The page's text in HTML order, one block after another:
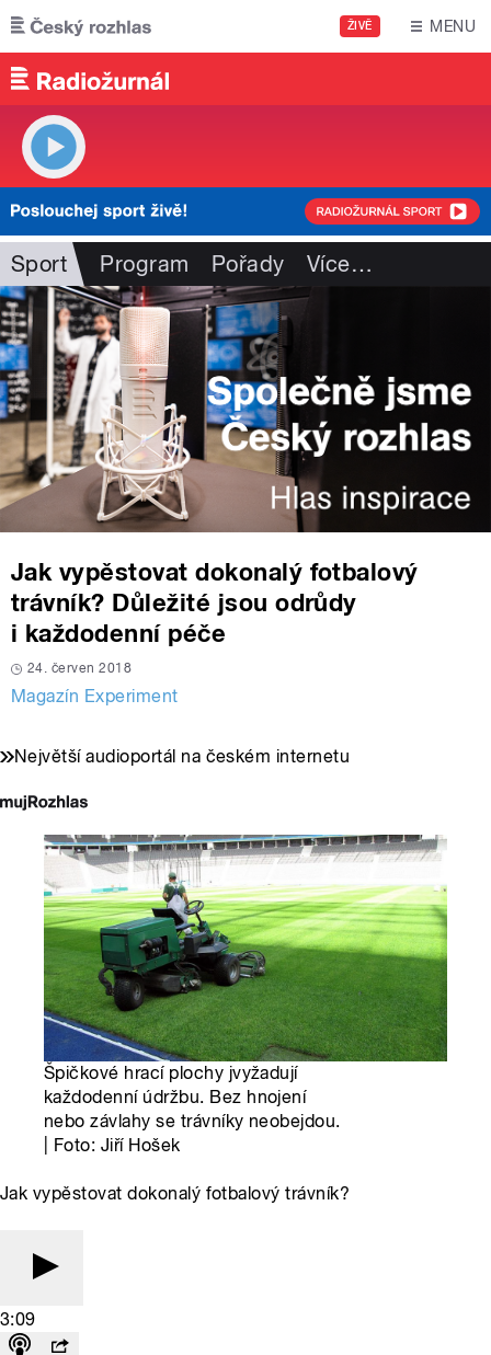
Přejít k hlavnímu obsahu
ŽIVĚ MENU
Sport Program Pořady Více…
Jak vypěstovat dokonalý fotbalový
trávník? Důležité jsou odrůdy
i každodenní péče
24. červen 2018
Magazín Experiment
Největší audioportál na českém internetu
Špičkové hrací plochy jvyžadují
každodenní údržbu. Bez hnojení
nebo závlahy se trávníky neobejdou.
| Foto: Jiří Hošek
Jak vypěstovat dokonalý fotbalový trávník?
3:09